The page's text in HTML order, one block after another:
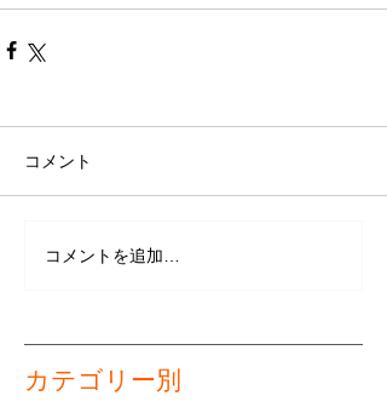
コメント
コメントを追加…
カテゴリー別